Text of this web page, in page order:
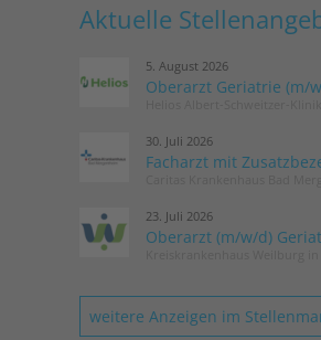
Aktuelle
5. August 2026
Oberarzt Geriatrie (m/
30. Juli 2026
Facharzt mit
23. Juli 2026
Oberarzt (m/w/d)
weitere Anzeigen im